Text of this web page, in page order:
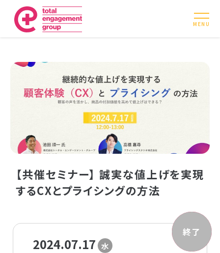
MENU
【共催セミナー】 誠実な値上げを実現
するCXとプライシングの方法
募集中
終了
2024.07.17 水